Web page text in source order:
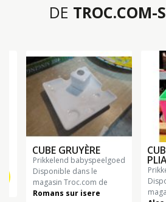
DE TROC.COM-
CUBE GRUYÈRE
prikkelend babyspeelgoed
Disponible dans le
magasin Troc.com de
Romans sur isere